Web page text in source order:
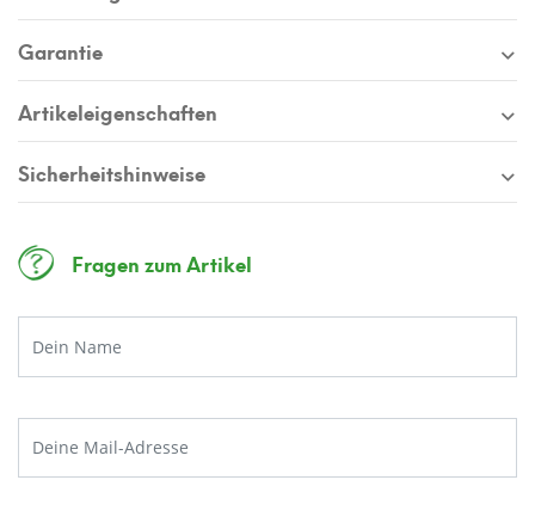
Garantie
Artikeleigenschaften
Sicherheitshinweise
Fragen zum Artikel